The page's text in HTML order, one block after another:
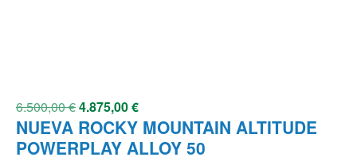
6.500,00€4.875,00€
NUEVA ROCKY MOUNTAIN ALTITUDE
POWERPLAY ALLOY 50